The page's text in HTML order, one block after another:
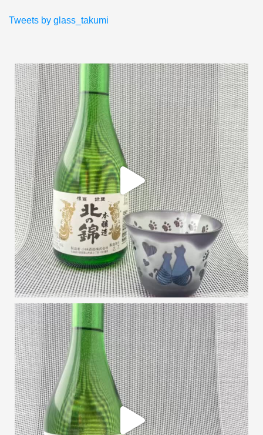
Tweets by glass_takumi